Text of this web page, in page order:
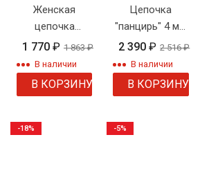
Женская
цепочка
ручного
плетения
1 770 ₽ 1 863₽
В наличии
В КОРЗИНУ
Цепочка
"панцирь" 4 мм
родиевое
покрытие
2 390₽ 2 516₽
В наличии
В КОРЗИНУ
-18% -5%